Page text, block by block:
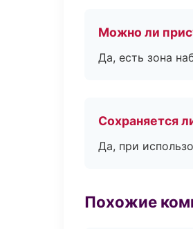
Можно ли
Да, есть зона
Сохраняется
Да, при
Похожие